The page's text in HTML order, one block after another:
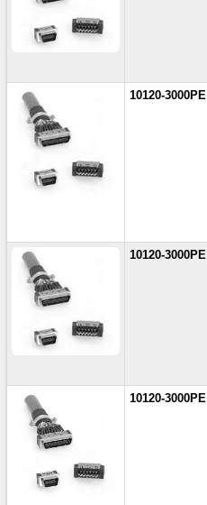
10120-3000PE
10120-3000PE
10120-3000PE